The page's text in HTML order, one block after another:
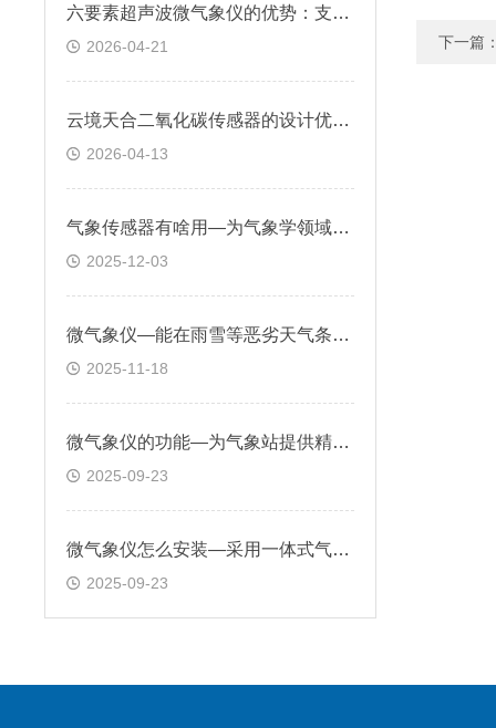
六要素超声波微气象仪的优势：支持数据无线传输，可远程获取监测结果
2026-04-21
云境天合二氧化碳传感器的设计优势：采用双层顶盖与通风百叶，避免辐射误差
2026-04-13
气象传感器有啥用—为气象学领域提供同步监测多种气象要素的能力
2025-12-03
微气象仪—能在雨雪等恶劣天气条件下稳定工作，确保数据的准确性和可靠性
2025-11-18
微气象仪的功能—为气象站提供精准数据支持，辅助气象监测和气候研究
2025-09-23
微气象仪怎么安装—采用一体式气象传感器集成，探头为卡扣式设计
2025-09-23
下一篇